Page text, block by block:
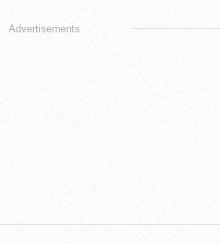
Advertisements